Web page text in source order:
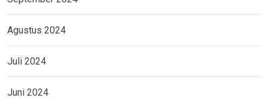
Agustus 2024
Juli 2024
Juni 2024